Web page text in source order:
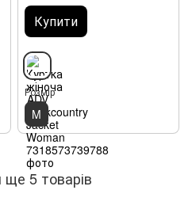
Купити
Розмір
M
ще 5 товарів